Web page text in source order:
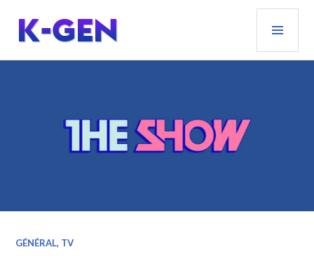
contenu
principal
K-GEN
GÉNÉRAL, TV